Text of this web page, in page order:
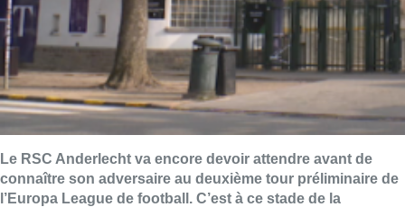
Le RSC Anderlecht va encore devoir attendre avant de
connaître son adversaire au deuxième tour préliminaire de
l’Europa League de football. C’est à ce stade de la